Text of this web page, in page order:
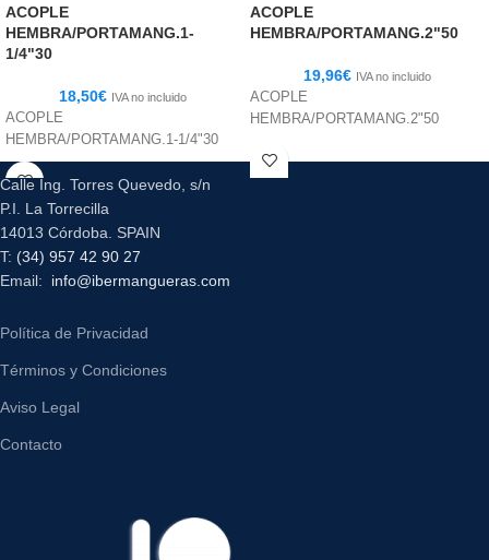
ACOPLE
HEMBRA/PORTAMANG.1-
1/4"30
18,50€ IVA no incluido
ACOPLE
HEMBRA/PORTAMANG.1-1/4"30
ACOPLE
HEMBRA/PORTAMANG.2"50
19,96€ IVA no incluido
ACOPLE
HEMBRA/PORTAMANG.2"50
Calle Ing. Torres Quevedo, s/n
P.I. La Torrecilla
14013 Córdoba. SPAIN
T: (34) 957 42 90 27
Email: info@ibermangueras.com
Política de Privacidad
Términos y Condiciones
Aviso Legal
Contacto